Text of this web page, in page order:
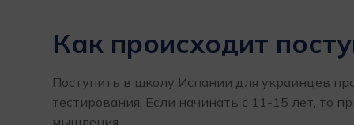
Как происходит
Поступить в школу Испании для украинцев
тестирования. Если начинать с 11-15 лет, то